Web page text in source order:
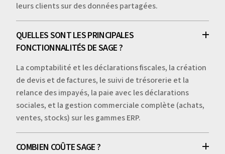
leurs clients sur des données partagées.
QUELLES SONT LES PRINCIPALES
FONCTIONNALITÉS DE SAGE ?
La comptabilité et les déclarations fiscales, la création
de devis et de factures, le suivi de trésorerie et la
relance des impayés, la paie avec les déclarations
sociales, et la gestion commerciale complète (achats,
ventes, stocks) sur les gammes ERP.
COMBIEN COÛTE SAGE ?